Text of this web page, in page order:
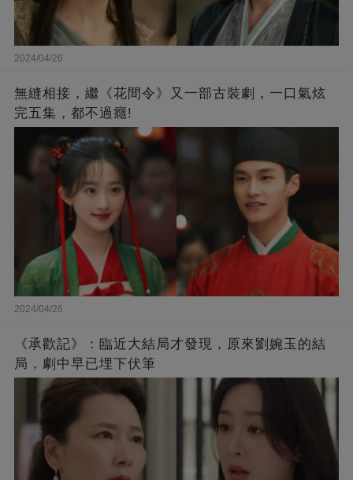
2024/04/26
無縫相接，繼《花間令》又一部古裝劇，一口氣炫
完五集，都不過癮!
2024/04/26
《承歡記》：臨近大結局才發現，原來劉婉玉的結
局，劇中早已埋下伏筆